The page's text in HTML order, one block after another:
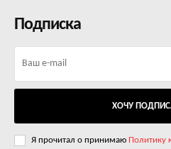
Подписка
ХОЧУ
Я прочитал о принимаю Политику